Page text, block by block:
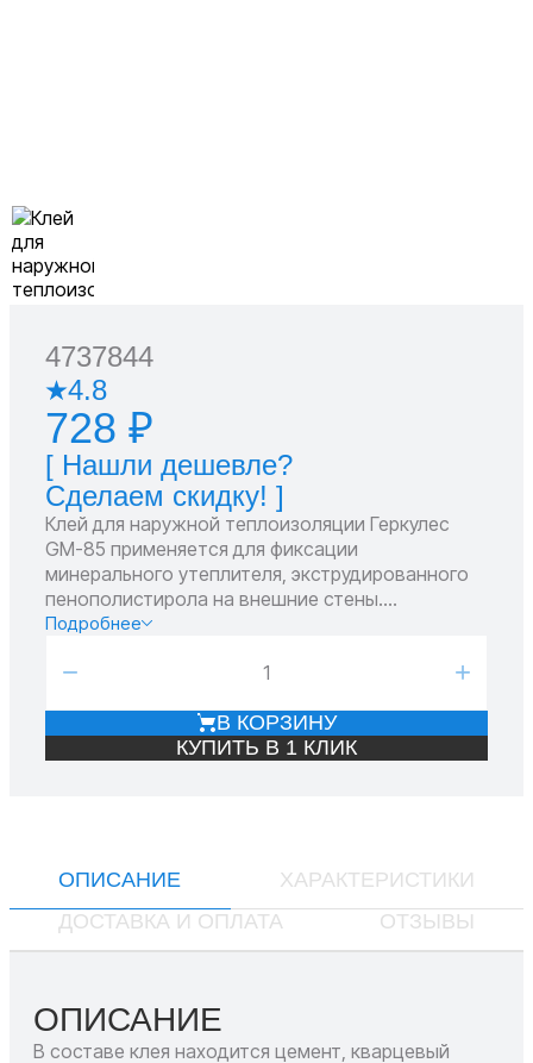
4737844
4.8
728 ₽
[ Нашли дешевле?
Сделаем скидку! ]
Клей для наружной теплоизоляции Геркулес
GM-85 применяется для фиксации
минерального утеплителя, экструдированного
пенополистирола на внешние стены.
Отличается высокой адгезией, влаго-,
Подробнее
− +
В КОРЗИНУ
КУПИТЬ В 1 КЛИК
ОПИСАНИЕ
ХАРАКТЕРИСТИКИ
ДОСТАВКА И ОПЛАТА
ОТЗЫВЫ
ОПИСАНИЕ
В составе клея находится цемент, кварцевый